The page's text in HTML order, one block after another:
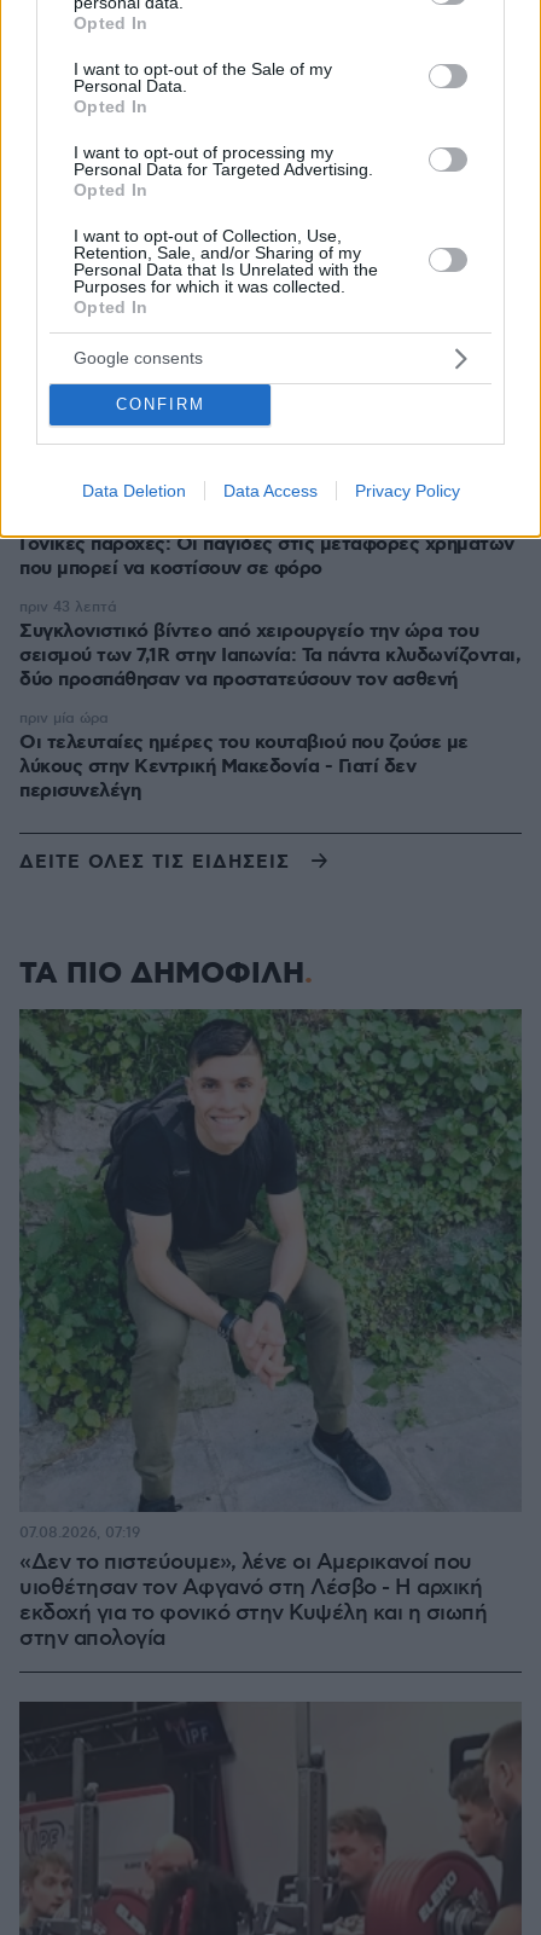
grant or deny consent to Google and its third-party tags to
use your data for below specified purposes in below Google
consent section.
Opted In
I want to opt-out of the Sale of my
Personal Data.
Opted In
I want to opt-out of processing my
Personal Data for Targeted Advertising.
Opted In
I want to opt-out of Collection, Use,
Retention, Sale, and/or Sharing of my
Personal Data that Is Unrelated with the
Purposes for which it was collected.
Opted In
Google consents
CONFIRM
Data Deletion Data Access Privacy Policy
Η εμμηνόπαυση πριν τα 40 αυξάνει τον κίνδυνο
Ιός Δυτικού Νείλου: Μάχη του ΕΚΕΑ για να μην χαθούν
πριν 24 λεπτά
Σήμερα η απολογία του 55χρονου που έκρυβε τον
αναπάντητα ερωτήματα
πριν 27 λεπτά
Οι τελευταίες εβδομάδες των Summer Sales κρύβουν
τις καλύτερες ευκαιρίες
πριν 31 λεπτά
Η επιστήμη πίσω από την τέλεια φάβα
πριν 33 λεπτά
– Με τι να το αντικαταστήσετε
Γονικές παροχές: Οι παγίδες στις μεταφορές χρημάτων
που μπορεί να κοστίσουν σε φόρο
Συγκλονιστικό βίντεο από χειρουργείο την ώρα του
σεισμού των 7,1R στην Ιαπωνία: Τα πάντα κλυδωνίζονται,
δύο προσπάθησαν να προστατεύσουν τον ασθενή
πριν 43 λεπτά
Οι τελευταίες ημέρες του κουταβιού που ζούσε με
λύκους στην Κεντρική Μακεδονία - Γιατί δεν
περισυνελέγη
πριν μία ώρα
ΔΕΙΤΕ ΟΛΕΣ ΤΙΣ ΕΙΔΗΣΕΙΣ
ΤΑ ΠΙΟ ΔΗΜΟΦΙΛΗ
«Δεν το πιστεύουμε», λένε οι Αμερικανοί που
υιοθέτησαν τον Αφγανό στη Λέσβο - Η αρχική
εκδοχή για το φονικό στην Κυψέλη και η σιωπή
στην απολογία
07.08.2026, 07:19